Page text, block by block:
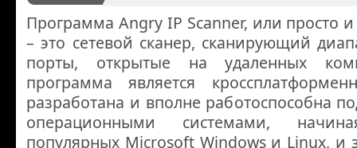
Программа Angry IP Scanner, или просто
– это сетевой сканер, сканирующий
порты, открытые на удаленных
программа является
разработана и вполне работоспособна
операционными системами,
популярных Microsoft Windows и Linux, и